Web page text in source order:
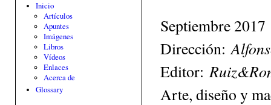
Inicio
Artículos
Apuntes
Imágenes
Libros
Vídeos
Enlaces
Acerca de
Glossary
Septiembre 2017
Dirección:
Editor:
Arte, diseño y